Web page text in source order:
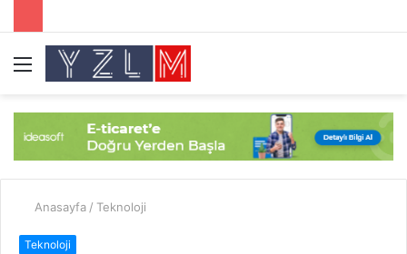
Menü
Anasayfa / Teknoloji
Teknoloji